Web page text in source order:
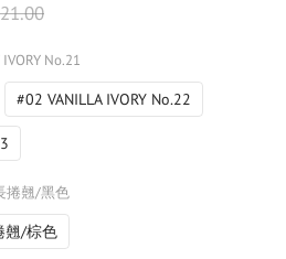
IVORY No.21
#02 VANILLA IVORY No.22
捲翹/黑色
翹/棕色